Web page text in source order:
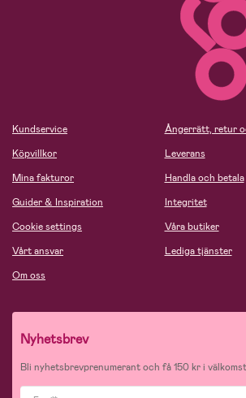
Kundservice
Köpvillkor
Mina fakturor
Guider & Inspiration
Cookie settings
Vårt ansvar
Om oss
Ångerrätt, retur
Leverans
Handla och betala
Integritet
Våra butiker
Lediga tjänster
Nyhetsbrev
Bli nyhetsbrevprenumerant och få 150 kr i